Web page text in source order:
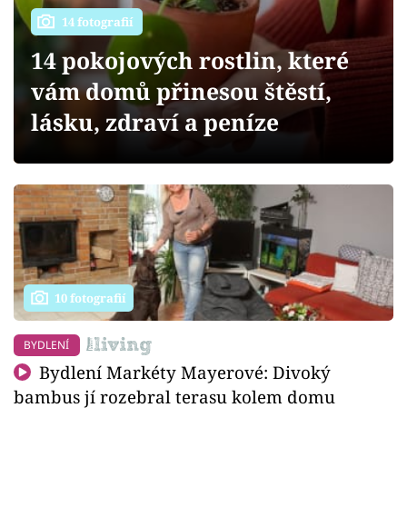
Přihlášení
Sledujte nás
14 fotografií
14 pokojových rostlin, které
vám domů přinesou štěstí,
lásku, zdraví a peníze
10 fotografií
BYDLENÍ
Bydlení Markéty Mayerové: Divoký
bambus jí rozebral terasu kolem domu